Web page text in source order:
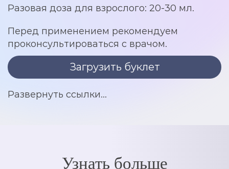
Разовая доза для взрослого: 20-30 мл.
Перед применением рекомендуем
проконсультироваться с врачом.
Загрузить буклет
Развернуть ссылки...
Узнать больше